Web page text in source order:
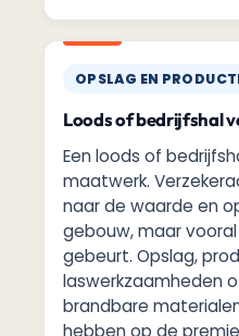
OPSLAG EN
Loods of bedrijfshal
Een loods of
maatwerk.
naar de waarde en
gebouw, maar
gebeurt. Opslag,
laswerkzaamheden
brandbare
hebben op de